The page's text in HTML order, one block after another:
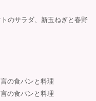
のサラダ、新玉ねぎと春野
の食パンと料理
の食パンと料理